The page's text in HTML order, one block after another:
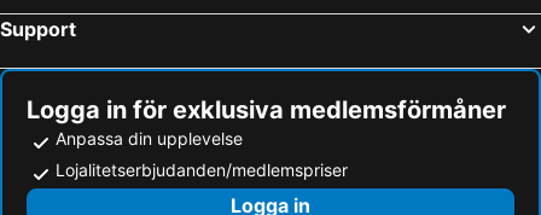
Support
Logga in för exklusiva medlemsförmåner
Anpassa din upplevelse
Lojalitetserbjudanden/medlemspriser
Logga in